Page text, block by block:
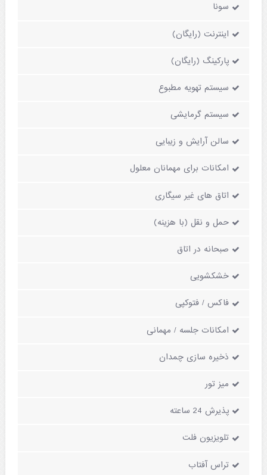
سونا
اینترنت (رایگان)
پارکینگ (رایگان)
سیستم تهویه مطبوع
سیستم گرمایشی
سالن آرایش و زیبایی
امکانات برای مهمانان معلول
اتاق های غیر سیگاری
حمل و نقل (با هزینه)
صبحانه در اتاق
خشکشویی
فاکس / فتوکپی
امکانات جلسه / مهمانی
ذخیره سازی چمدان
میز تور
پذیرش 24 ساعته
تلویزیون فلت
تراس آفتاب